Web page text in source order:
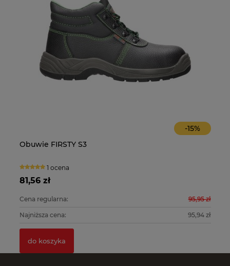
-15%
Obuwie FIRSTY S3
1 ocena
81,56 zł
Cena regularna: 95,95 zł
Najniższa cena: 95,94 zł
do koszyka